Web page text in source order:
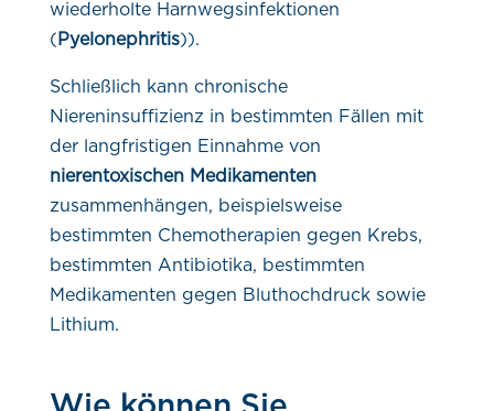
wiederholte Harnwegsinfektionen
( Pyelonephritis)).
Schließlich kann chronische
Niereninsuffizienz in bestimmten Fällen mit
der langfristigen Einnahme von
nierentoxischen Medikamenten
zusammenhängen, beispielsweise
bestimmten Chemotherapien gegen Krebs,
bestimmten Antibiotika, bestimmten
Medikamenten gegen Bluthochdruck sowie
Lithium.